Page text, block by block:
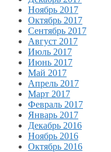
Ноябрь 2017
Октябрь 2017
Сентябрь 2017
Август 2017
Июль 2017
Июнь 2017
Май 2017
Апрель 2017
Март 2017
Февраль 2017
Январь 2017
Декабрь 2016
Ноябрь 2016
Октябрь 2016